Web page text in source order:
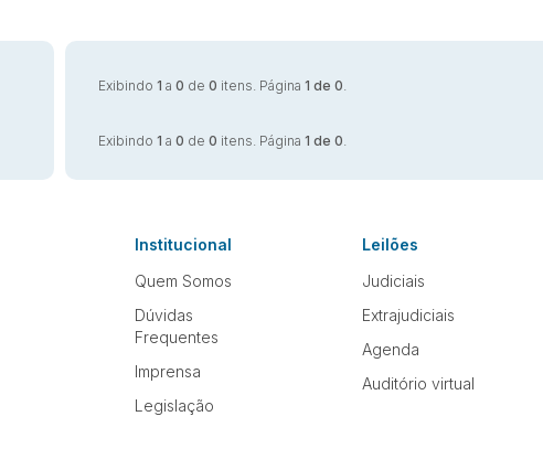
Exibindo 1 a 0 de 0 itens. Página 1 de 0.
Exibindo 1 a 0 de 0 itens. Página 1 de 0.
Institucional
Quem Somos
Dúvidas
Frequentes
Imprensa
Legislação
Leilões
Judiciais
Extrajudiciais
Agenda
Auditório virtual